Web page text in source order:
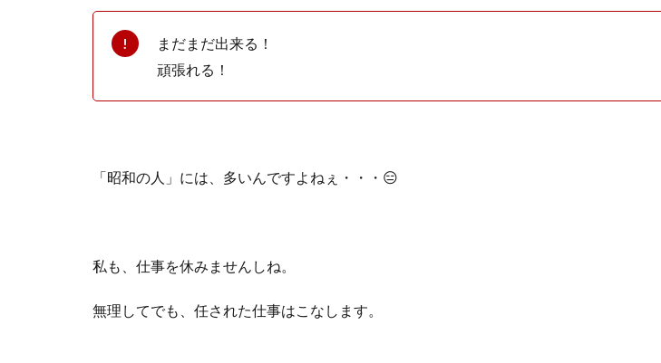
まだまだ出来る！
頑張れる！
「昭和の人」には、多いんですよねぇ・・・😑
私も、仕事を休みませんしね。
無理してでも、任された仕事はこなします。